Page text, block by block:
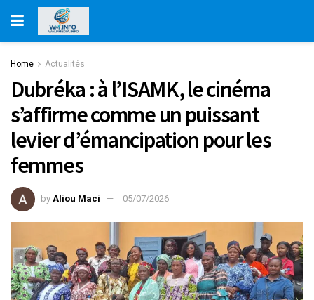
Home Actualités
Dubréka : à l’ISAMK, le cinéma
s’affirme comme un puissant
levier d’émancipation pour les
femmes
by Aliou Maci 05/07/2026